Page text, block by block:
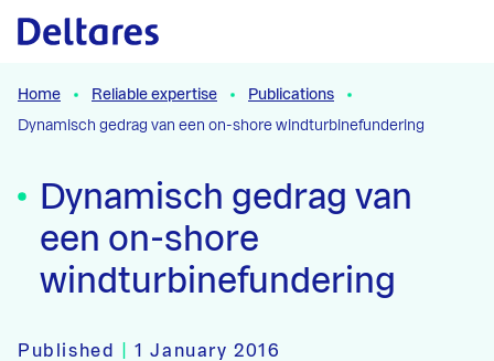
Naar hoofdcontent
Home Reliable expertise
Publications
Dynamisch gedrag van een on-shore windturbinefundering
Dynamisch gedrag van
een on-shore
windturbinefundering
Published |1 January 2016